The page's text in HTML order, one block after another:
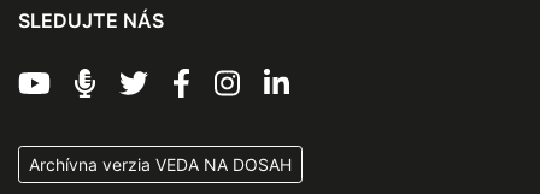
SLEDUJTE NÁS
Archívna verzia VEDA NA DOSAH